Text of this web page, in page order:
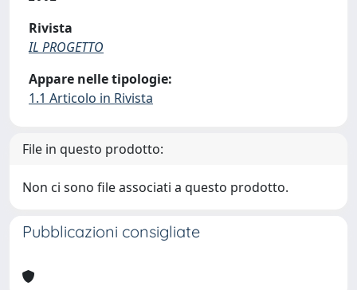
Rivista
IL PROGETTO
Appare nelle tipologie:
1.1 Articolo in Rivista
File in questo prodotto:
Non ci sono file associati a questo prodotto.
Pubblicazioni consigliate